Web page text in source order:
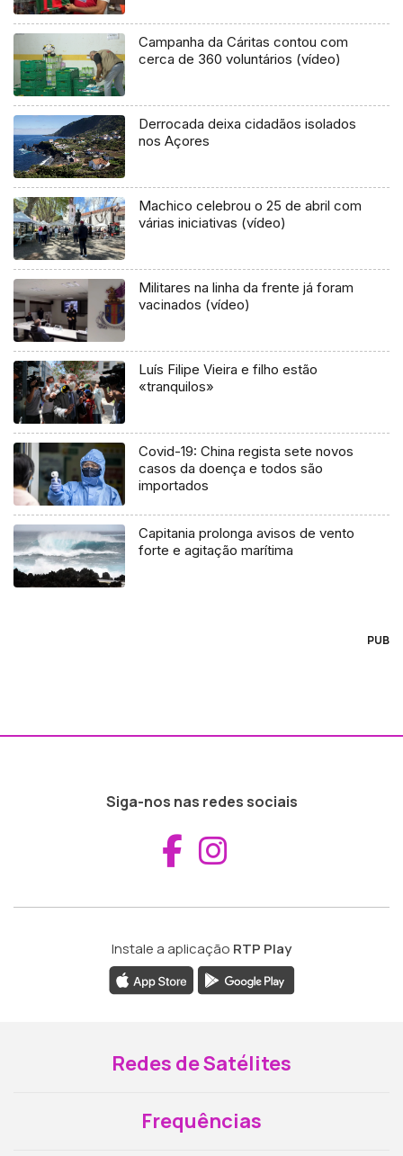
Campanha da Cáritas contou com
cerca de 360 voluntários (vídeo)
Derrocada deixa cidadãos isolados
nos Açores
Machico celebrou o 25 de abril com
várias iniciativas (vídeo)
Militares na linha da frente já foram
vacinados (vídeo)
Luís Filipe Vieira e filho estão
«tranquilos»
Covid-19: China regista sete novos
casos da doença e todos são
importados
Capitania prolonga avisos de vento
forte e agitação marítima
PUB
Siga-nos nas redes sociais
Aceder ao
Instale a aplicação RTP Play
Redes de Satélites
Frequências